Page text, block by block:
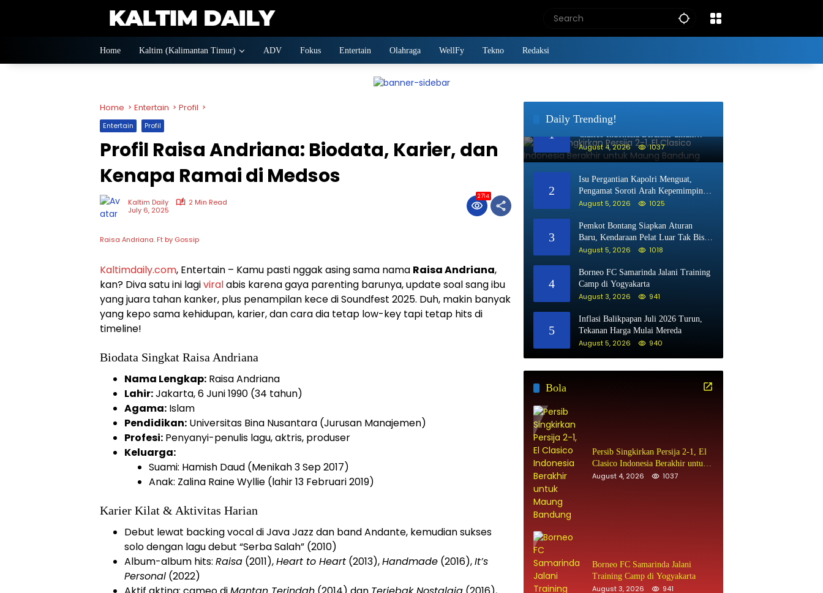
Home Kaltim (Kalimantan Timur) ADV Fokus Entertain Olahraga WellFy Tekno Redaksi
Home Entertain Profil
Entertain Profil
Profil Raisa Andriana: Biodata, Karier, dan
Kenapa Ramai di Medsos
Kaltim Daily
2 Min Read
July 6, 2025
2714
Raisa Andriana. Ft by Gossip
Kaltimdaily.com, Entertain – Kamu pasti nggak asing sama nama Raisa Andriana,
kan? Diva satu ini lagiviralabis karena gaya parenting barunya, update soal sang ibu
yang juara tahan kanker, plus penampilan kece di Soundfest 2025. Duh, makin banyak
yang kepo sama kehidupan, karier, dan cara dia tetap low-key tapi tetap hits di
timeline!
Biodata Singkat Raisa Andriana
Nama Lengkap: Raisa Andriana
Lahir:Jakarta, 6 Juni 1990 (34 tahun)
Agama: Islam
Pendidikan: Universitas Bina Nusantara (Jurusan Manajemen)
Profesi: Penyanyi-penulis lagu, aktris, produser
Keluarga:
Suami: Hamish Daud (Menikah 3 Sep 2017)
Anak: Zalina Raine Wyllie (lahir 13 Februari 2019)
Karier Kilat & Aktivitas Harian
Debut lewat backing vocal di Java Jazz dan band Andante, kemudian sukses
solo dengan lagu debut “Serba Salah” (2010)
Album-album hits: Raisa (2011),Heart to Heart (2013),Handmade (2016),It’s
Personal (2022)
Daily Trending!
1
Persib Singkirkan Persija 2-1, El
Maung Bandung
August 4, 2026 1037
2
Isu Pergantian Kapolri Menguat,
Pengamat Soroti Arah Kepemimpinan
Polri
August 5, 2026 1025
3
Pemkot Bontang Siapkan Aturan
Baru, Kendaraan Pelat Luar Tak Bisa
Beli BBM Subsidi
August 5, 2026 1018
4
Borneo FC Samarinda Jalani Training
Camp di Yogyakarta
August 3, 2026 941
5
Inflasi Balikpapan Juli 2026 Turun,
Tekanan Harga Mulai Mereda
August 5, 2026 940
Bola
Persib Singkirkan Persija 2-1, El
Clasico Indonesia Berakhir untuk
Maung Bandung
August 4, 2026 1037
Borneo FC Samarinda Jalani
Training Camp di Yogyakarta
August 3, 2026 941